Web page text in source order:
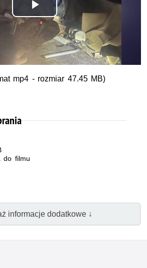
Odtwórz
wideo
mp4 - rozmiar 47.45 MB)
do filmu
informacje dodatkowe ↓